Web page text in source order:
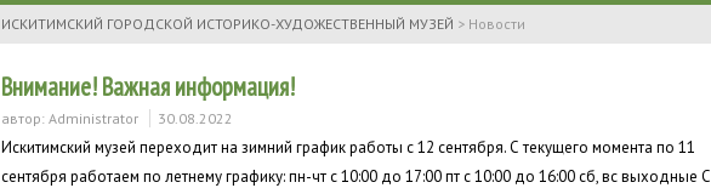
ИСКИТИМСКИЙ ГОРОДСКОЙ ИСТОРИКО-ХУДОЖЕСТВЕННЫЙ МУЗЕЙ > Новости
Внимание! Важная информация!
автор: Administrator 30.08.2022
Искитимский музей переходит на зимний график работы с 12 сентября. С текущего момента по 11
сентября работаем по летнему графику: пн-чт с 10:00 до 17:00 пт с 10:00 до 16:00 сб, вс выходные С